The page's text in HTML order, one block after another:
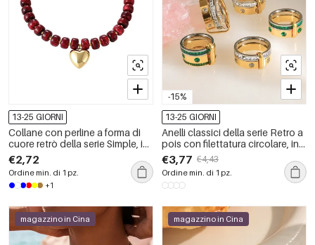
13-25 GIORNI
Collane con perline a forma di
cuore retrò della serie Simple, in
resina color oro.
€2,72
Ordine min. di 1 pz.
+1
-15%
13-25 GIORNI
Anelli classici della serie Retro a
pois con filettatura circolare, in
acciaio inossidabile color oro
impermeabile e zirconi.
€3,77 €4,43
Ordine min. di 1 pz.
magazzino in Cina magazzino in Cina